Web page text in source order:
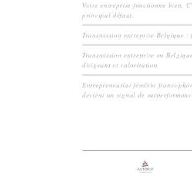
Votre entreprise fonctionne bien.
principal défaut.
Transmission entreprise Belgique
Transmission entreprise en
dirigeant et valorisation
Entrepreneuriat féminin
devient un signal de